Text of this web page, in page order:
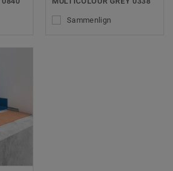
Sammenlign